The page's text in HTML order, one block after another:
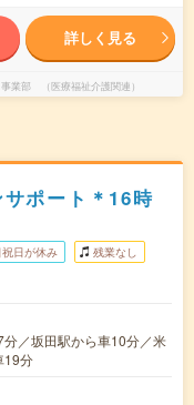
詳しく見る
業部 （医療福祉介護関連）
サポート＊16時
祝日が休み 残業なし
／坂田駅から車10分／米
19分